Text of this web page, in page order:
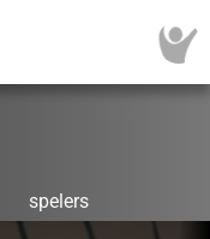
spelers